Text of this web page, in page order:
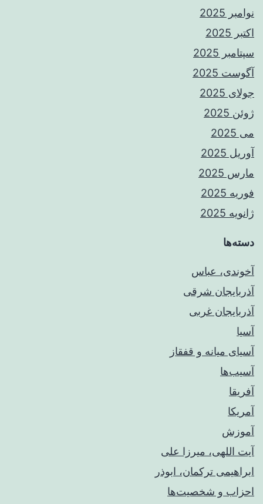
نوامبر 2025
اکتبر 2025
سپتامبر 2025
آگوست 2025
جولای 2025
ژوئن 2025
می 2025
آوریل 2025
مارس 2025
فوریه 2025
ژانویه 2025
دسته‌ها
آخوندی، عباس
آذربایجان شرقی
آذربایجان غربی
آسیا
آسیای میانه و قفقاز
آسیب‌ها
آفریقا
آمریکا
آموزش
آیت اللهی، میرزا علی
ابراهیمی ترکمان، ابوذر
احزاب و شخصیت‌ها